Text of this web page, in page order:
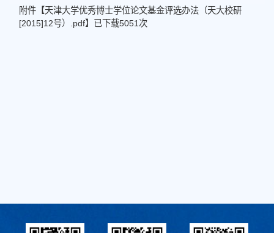
附件【天津大学优秀博士学位论文基金评选办法（天大校研
[2015]12号）.pdf】已下载5051 次